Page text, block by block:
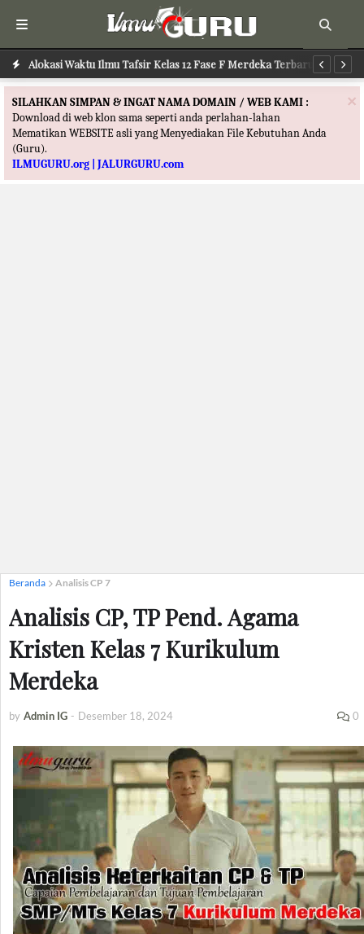
Alokasi Waktu Ilmu Tafsir Kelas 12 Fase F Merdeka Terbaru
×
SILAHKAN SIMPAN & INGAT NAMA DOMAIN / WEB KAMI :
Download di web klon sama seperti anda perlahan-lahan
Mematikan WEBSITE asli yang Menyediakan File Kebutuhan Anda
(Guru).
ILMUGURU.org | JALURGURU.com
Beranda Analisis CP 7
Analisis CP, TP Pend. Agama
Kristen Kelas 7 Kurikulum
Merdeka
by Admin IG - Desember 18, 2024 0